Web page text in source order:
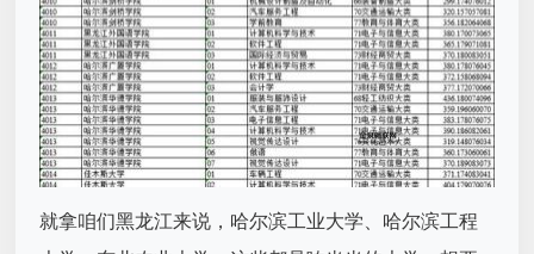
就拿咱们黑龙江来说，哈尔滨工业大学、哈尔滨工程